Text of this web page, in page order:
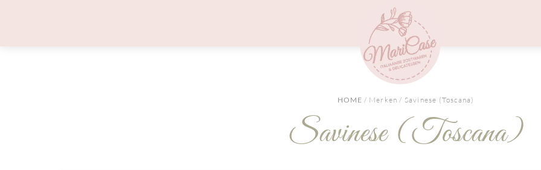
Menu
HOME / Merken / Savinese (Toscana)
Savinese (Toscana)